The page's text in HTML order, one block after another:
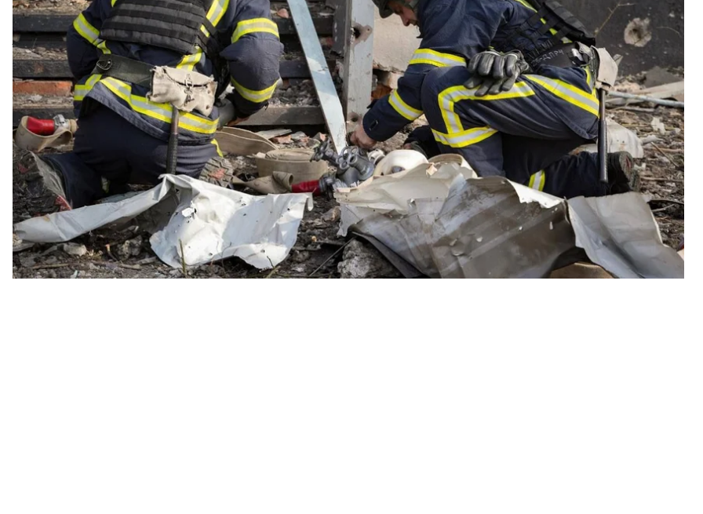
За його даними, окупанти поцілили по території об'єкта промислової інфраструктури. Поранень
зазнали 12 людей, чотирьом з них медичну допомогу надали амбулаторно. Незначних пошкоджень
також зазнали 6 багатоквартирних будинків.
Нагадаємо,
ворог ударив балістикою по Миколаєву
27 березня близько 14:30. Тоді було відомо про 8
постраждалих, з них одна людина перебувала в тяжкому стані.